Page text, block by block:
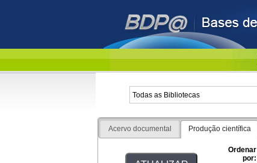
Acervo documental Produção científica
Ordenar
por: